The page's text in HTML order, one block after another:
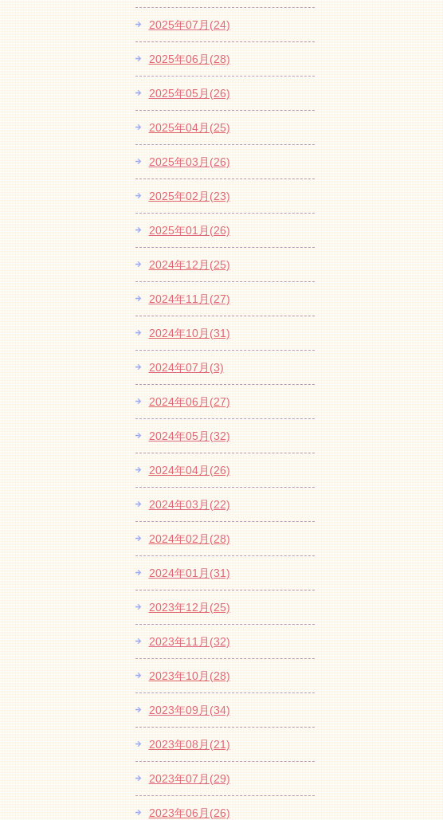
2025年07月(24)
2025年06月(28)
2025年05月(26)
2025年04月(25)
2025年03月(26)
2025年02月(23)
2025年01月(26)
2024年12月(25)
2024年11月(27)
2024年10月(31)
2024年07月(3)
2024年06月(27)
2024年05月(32)
2024年04月(26)
2024年03月(22)
2024年02月(28)
2024年01月(31)
2023年12月(25)
2023年11月(32)
2023年10月(28)
2023年09月(34)
2023年08月(21)
2023年07月(29)
2023年06月(26)